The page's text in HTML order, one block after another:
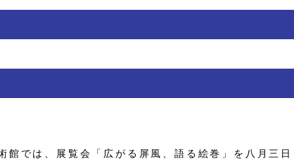
では、展覧会「広がる屏風、語る絵巻」を八月三